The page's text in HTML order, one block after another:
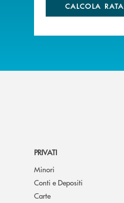
CALCOLA RATA
PRIVATI
Minori
Conti e Depositi
Carte